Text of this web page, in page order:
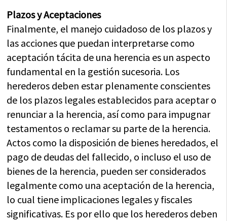
Plazos y Aceptaciones
Finalmente, el manejo cuidadoso de los plazos y
las acciones que puedan interpretarse como
aceptación tácita de una herencia es un aspecto
fundamental en la gestión sucesoria. Los
herederos deben estar plenamente conscientes
de los plazos legales establecidos para aceptar o
renunciar a la herencia, así como para impugnar
testamentos o reclamar su parte de la herencia.
Actos como la disposición de bienes heredados, el
pago de deudas del fallecido, o incluso el uso de
bienes de la herencia, pueden ser considerados
legalmente como una aceptación de la herencia,
lo cual tiene implicaciones legales y fiscales
significativas. Es por ello que los herederos deben